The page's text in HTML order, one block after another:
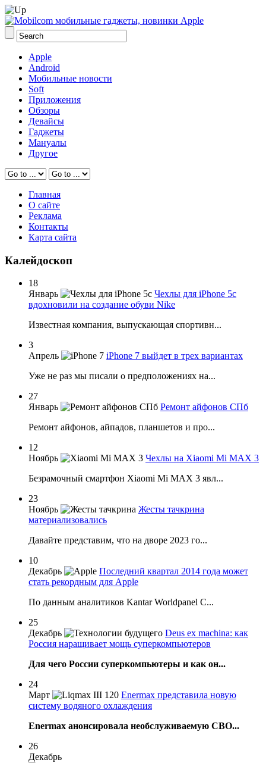
Apple
Android
Мобильные новости
Soft
Приложения
Обзоры
Девайсы
Гаджеты
Мануалы
Другое
Главная
О сайте
Реклама
Контакты
Карта сайта
Калейдоскоп
18
Январь
Чехлы для iPhone 5c
вдохновили на создание обуви Nike
Известная компания, выпускающая спортивн...
3
Апрель
iPhone 7 выйдет в трех вариантах
Уже не раз мы писали о предположениях на...
27
Январь
Ремонт айфонов СПб
Ремонт айфонов, айпадов, планшетов и про...
12
Ноябрь
Чехлы на Xiaomi Mi MAX 3
Безрамочный смартфон Xiaomi Mi MAX 3 явл...
23
Ноябрь
Жесты тачкрина
материализовались
Давайте представим, что на дворе 2023 го...
10
Декабрь
Последний квартал 2014 года может
стать рекордным для Apple
По данным аналитиков Kantar Worldpanel C...
25
Декабрь
Deus ex machina: как
Россия наращивает мощь суперкомпьютеров
Для чего России суперкомпьютеры и как он...
24
Март
Enermax представила новую
систему водяного охлаждения
Enermax анонсировала необслуживаемую СВО...
26
Декабрь